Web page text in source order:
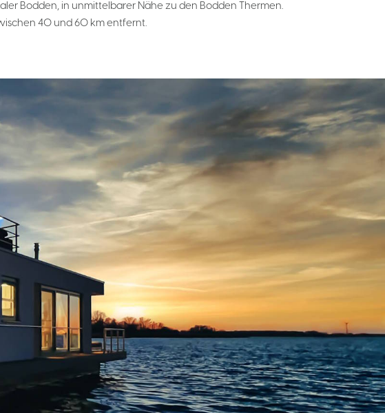
Bodden, in unmittelbarer Nähe zu den Bodden Thermen.
40 und 60 km entfernt.